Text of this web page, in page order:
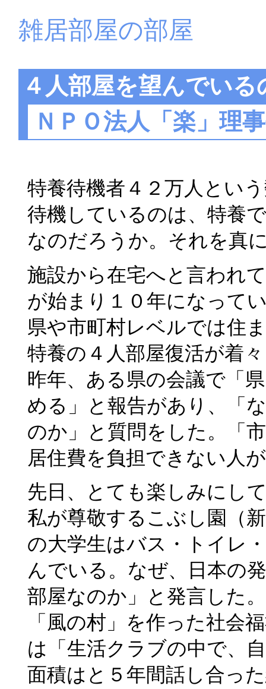
雑居部屋の部屋
４人部屋を望んでいる
ＮＰＯ法人「楽」理
特養待機者４２万人とい
待機しているのは、特養
なのだろうか。それを真
施設から在宅へと言われ
が始まり１０年になって
県や市町村レベルでは住
特養の４人部屋復活が着
昨年、ある県の会議で「
める」と報告があり、「
のか」と質問をした。「
居住費を負担できない人
先日、とても楽しみにし
私が尊敬するこぶし園（
の大学生はバス・トイレ
んでいる。なぜ、日本の
部屋なのか」と発言した
「風の村」を作った社会
は「生活クラブの中で、
面積はと５年間話し合っ